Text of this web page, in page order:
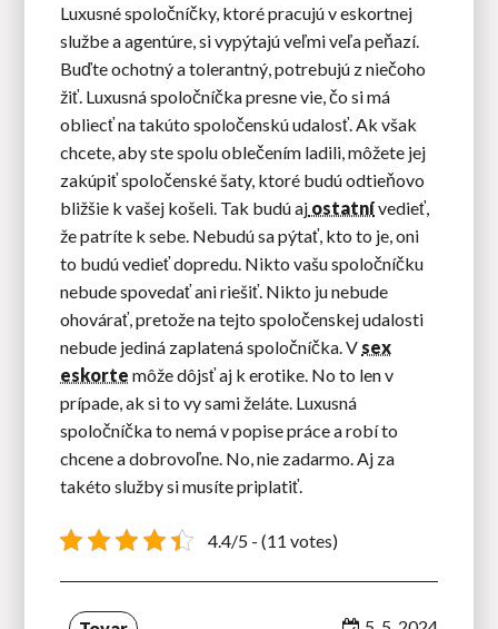
Luxusné spoločníčky, ktoré pracujú v eskortnej
službe a agentúre, si vypýtajú veľmi veľa peňazí.
Buďte ochotný a tolerantný, potrebujú z niečoho
žiť. Luxusná spoločníčka presne vie, čo si má
obliecť na takúto spoločenskú udalosť. Ak však
chcete, aby ste spolu oblečením ladili, môžete jej
zakúpiť spoločenské šaty, ktoré budú odtieňovo
bližšie k vašej košeli. Tak budú aj ostatnívedieť,
že patríte k sebe. Nebudú sa pýtať, kto to je, oni
to budú vedieť dopredu. Nikto vašu spoločníčku
nebude spovedať ani riešiť. Nikto ju nebude
ohovárať, pretože na tejto spoločenskej udalosti
nebude jediná zaplatená spoločníčka. V sex
eskorte môže dôjsť aj k erotike. No to len v
prípade, ak si to vy sami želáte. Luxusná
spoločníčka to nemá v popise práce a robí to
chcene a dobrovoľne. No, nie zadarmo. Aj za
takéto služby si musíte priplatiť.
4.4/5 - (11 votes)